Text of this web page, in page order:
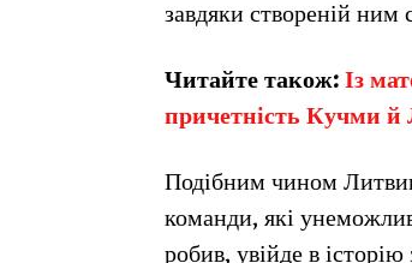
завдяки створеній ним
Читайте також: Із
причетність Кучми й
Подібним чином
команди, які
робив, увійде в